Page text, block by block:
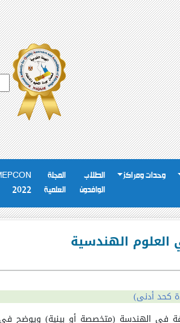
وحدات ومراكز
الطلاب
الوافدون
المجلة
العلمية
2022
الهندسية
فى الهندسة (متخصصة أو بينية) ويوضح